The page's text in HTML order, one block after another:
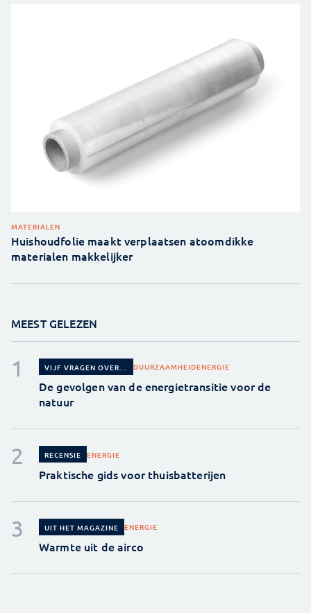
MATERIALEN
Huishoudfolie maakt verplaatsen atoomdikke
materialen makkelijker
MEEST GELEZEN
VIJF VRAGEN OVER... DUURZAAMHEIDENERGIE
De gevolgen van de energietransitie voor de
natuur
RECENSIE ENERGIE
Praktische gids voor thuisbatterijen
UIT HET MAGAZINE ENERGIE
Warmte uit de airco